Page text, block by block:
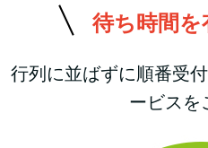
待ち時間を
行列に並ばずに順番受
ービスを